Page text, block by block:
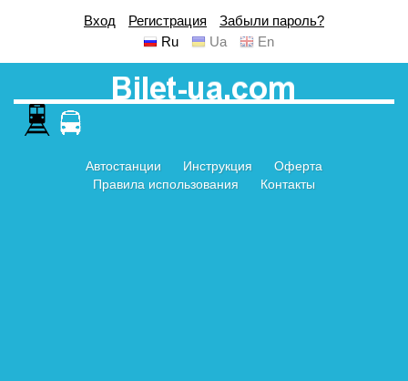
Вход Регистрация
Забыли пароль?
Ru
Ua En
Автостанции Инструкция
Оферта
Правила использования
Контакты